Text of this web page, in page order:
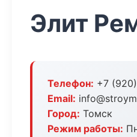
Элит
Телефон: +7
Email:
Город: Томск
Режим работы: